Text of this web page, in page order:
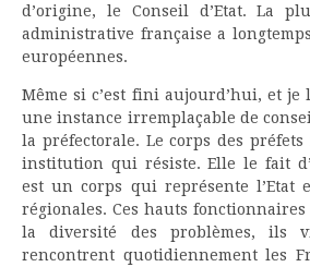
d’origine, le Conseil d’Etat. La
administrative française a
européennes.
Même si c’est fini aujourd’hui, et je
une instance irremplaçable de
la préfectorale. Le corps des
institution qui résiste. Elle le fait
est un corps qui représente l’Etat
régionales. Ces hauts fonctionnaires
la diversité des problèmes, ils
rencontrent quotidiennement les